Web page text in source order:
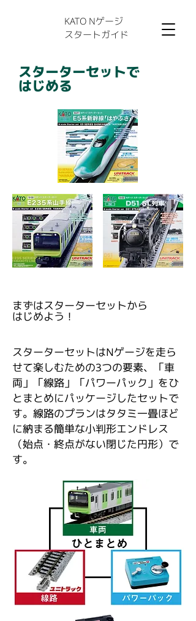
KATO Nゲージ
スタートガイド
スターターセットで
はじめる
まずはスターターセットから
はじめよう！
スターターセットはNゲージを走ら
せて楽しむための3つの要素、「車
両」「線路」「パワーパック」をひ
とまとめにパッケージしたセットで
す。線路のプランはタタミ一畳ほど
に納まる簡単な小判形エンドレス
（始点・終点がない閉じた円形）で
す。